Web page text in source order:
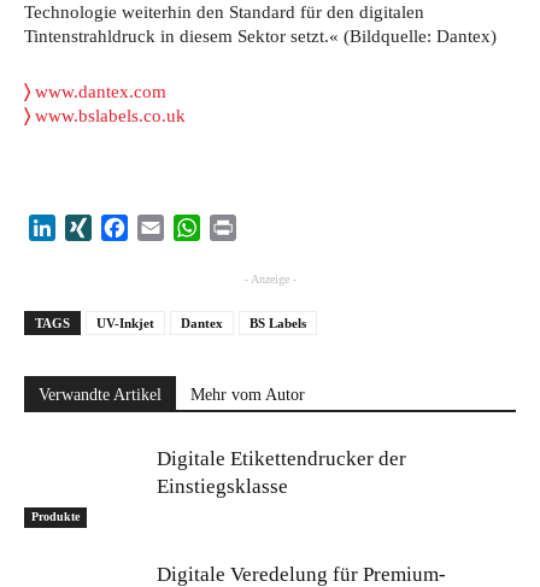
Technologie weiterhin den Standard für den digitalen
Tintenstrahldruck in diesem Sektor setzt.« (Bildquelle: Dantex)
〉 www.dantex.com
〉 www.bslabels.co.uk
LinkedIn
XING Facebook
Email WhatsApp
- Anzeige -
TAGS UV-Inkjet Dantex BS Labels
Verwandte Artikel Mehr vom Autor
Produkte
Digitale Etikettendrucker der
Einstiegsklasse
Digitale Veredelung für Premium-